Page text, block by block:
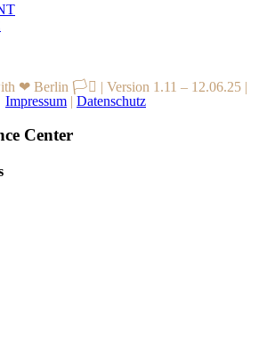
❤ Berlin 🏳️‍⚧️ | Version 1.11 – 12.06.25|
Impressum | Datenschutz
Center